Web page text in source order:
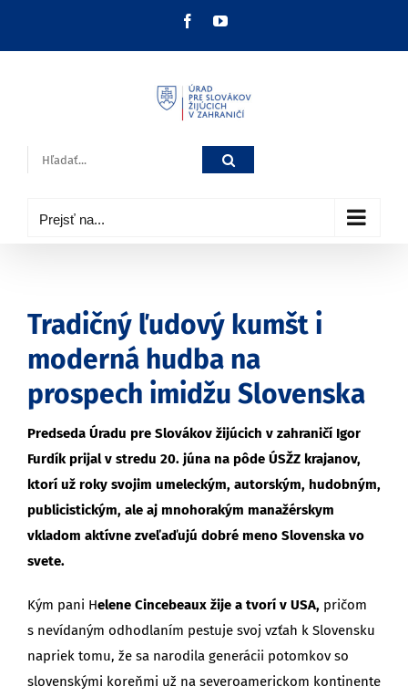
FacebookYouTube
Hľadať:
Prejsť na...
Tradičný ľudový kumšt i
moderná hudba na
prospech imidžu Slovenska
Predseda Úradu pre Slovákov žijúcich v zahraničí Igor
Furdík prijal v stredu 20. júna na pôde ÚSŽZ krajanov,
ktorí už roky svojim umeleckým, autorským, hudobným,
publicistickým, ale aj mnohorakým manažérskym
vkladom aktívne zveľaďujú dobré meno Slovenska vo
svete.
Kým pani Helene Cincebeaux žije a tvorí v USA, pričom
s nevídaným odhodlaním pestuje svoj vzťah k Slovensku
napriek tomu, že sa narodila generácii potomkov so
slovenskými koreňmi už na severoamerickom kontinente